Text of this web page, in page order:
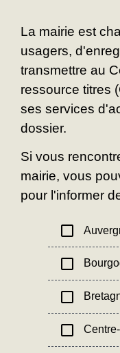
La mairie est
usagers,
transmettre au
ressource titres
ses services
dossier.
Si vous
mairie, vous
pour l'informer
check_box_outline_blank
check_box_outline_blank
check_box_outline_blank
check_box_outline_blank